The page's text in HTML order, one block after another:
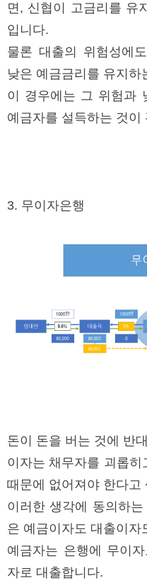
면, 신협이 고금리를 유
입니다.
물론 대출의 위험성에
낮은 예금금리를 유지하
이 경우에는 그 위험과
예금자를 설득하는 것이
3. 무이자은행
돈이 돈을 버는 것에 반
이자는 채무자를 괴롭히
때문에 없어져야 한다고
이러한 생각에 동의하
은 예금이자도 대출이자
예금자는 은행에 무이
자로 대출합니다.